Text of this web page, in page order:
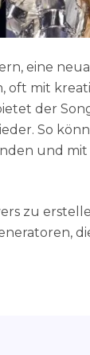
eine
oft mit
der
So
und
zu